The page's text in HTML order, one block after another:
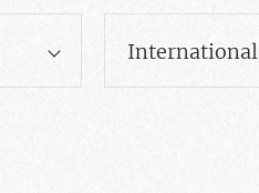
International